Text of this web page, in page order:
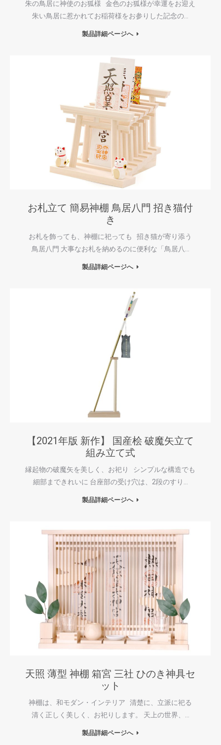
朱の鳥居に神使のお狐様 金色のお狐様が幸運をお迎え
朱い鳥居に惹かれてお稲荷様をお参りした記念の…
製品詳細ページへ
お札立て 簡易神棚 鳥居八門 招き猫付
き
お札を飾っても、神棚に祀っても 招き猫が寄り添う
鳥居八門 大事なお札を納めるのに便利な「鳥居八…
製品詳細ページへ
【2021年版 新作】 国産桧 破魔矢立て
組み立て式
縁起物の破魔矢を美しく、お祀り シンプルな構造でも
細部まできれいに 台座部の受け穴は、2段のすり…
製品詳細ページへ
天照 薄型 神棚 箱宮 三社 ひのき神具セ
ット
神棚は、和モダン・インテリア 清楚に、立派に祀る
清く正しく美しく、お祀りします。 天上の世界、…
製品詳細ページへ